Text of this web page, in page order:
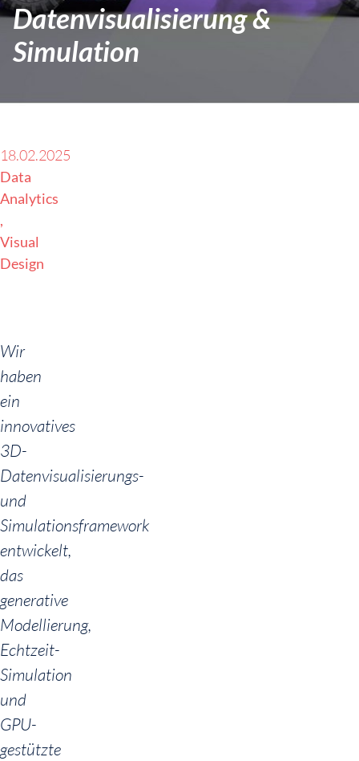
Datenvisualisierung &
Simulation
18.02.2025
Data
Analytics
Visual
Design
Wir
haben
ein
innovatives
3D-
Datenvisualisierungs-
und
Simulationsframework
entwickelt,
das
generative
Modellierung,
Echtzeit-
Simulation
und
GPU-
gestützte